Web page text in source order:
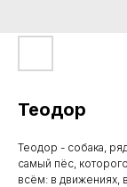
Теодор
Теодор - собака,
самый пёс,
всём: в движениях,